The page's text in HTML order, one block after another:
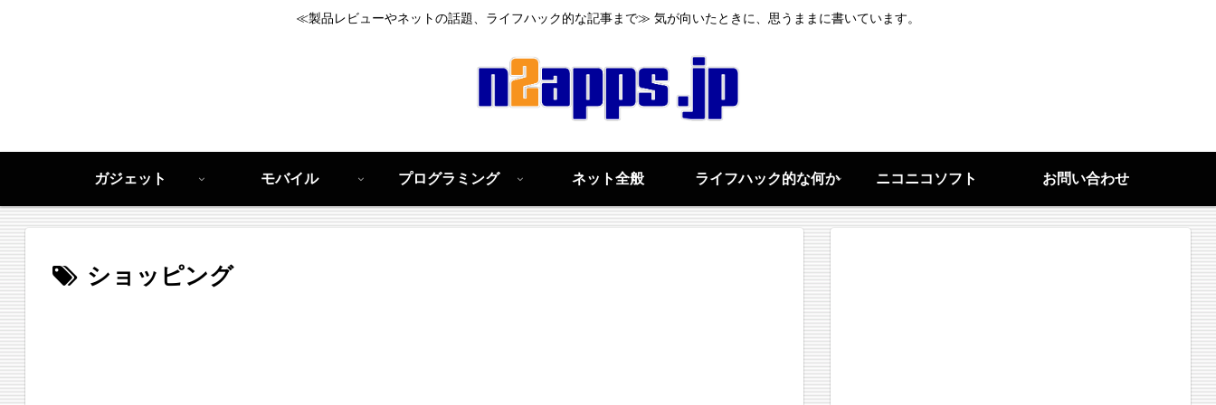
≪製品レビューやネットの話題、ライフハック的な記事まで≫ 気が向いたときに、思うままに書いています。
ガジェット モバイル プログラミング ネット全般 ライフハック的な何か ニコニコソフト お問い合わせ
ショッピング